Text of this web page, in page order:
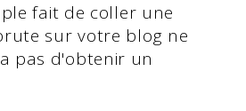
fait de coller une
sur votre blog ne
pas d'obtenir un